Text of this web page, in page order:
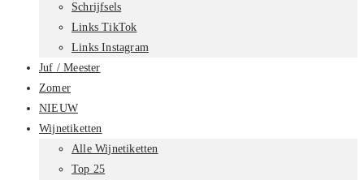
Schrijfsels
Links TikTok
Links Instagram
Juf / Meester
Zomer
NIEUW
Wijnetiketten
Alle Wijnetiketten
Top 25